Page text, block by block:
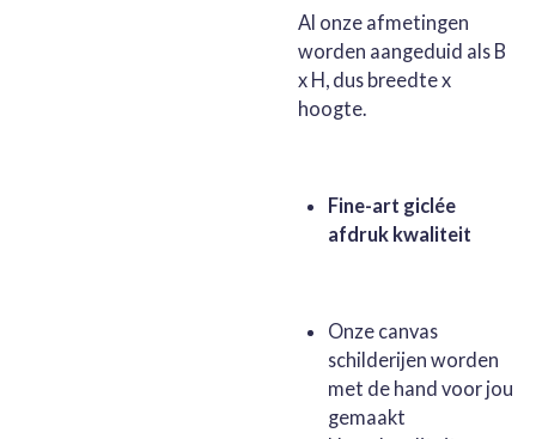
Al onze afmetingen
worden aangeduid als B
x H, dus breedte x
hoogte.
Fine-art giclée
afdruk kwaliteit
Onze canvas
schilderijen worden
met de hand voor jou
gemaakt